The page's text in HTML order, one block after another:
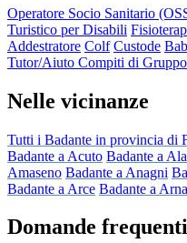
Operatore Socio Sanitario
Turistico per Disabili
Addestratore Colf Custode
Tutor/Aiuto Compiti di Gruppo
Nelle vicinanze
Tutti i Badante in provincia di
Badante a Acuto Badante a
Amaseno Badante a Anagni
Badante a Arce Badante a
Domande frequenti